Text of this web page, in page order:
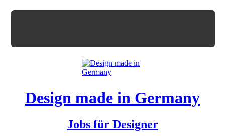
Design made in Germany
Jobs für Designer